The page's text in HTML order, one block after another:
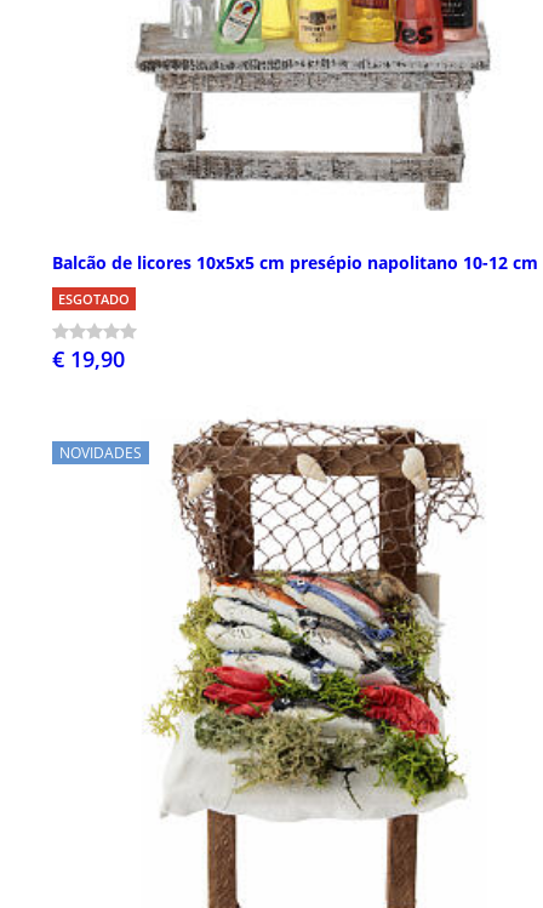
Balcão de licores 10x5x5 cm presépio napolitano 10-12 cm
ESGOTADO
€ 19,90
NOVIDADES